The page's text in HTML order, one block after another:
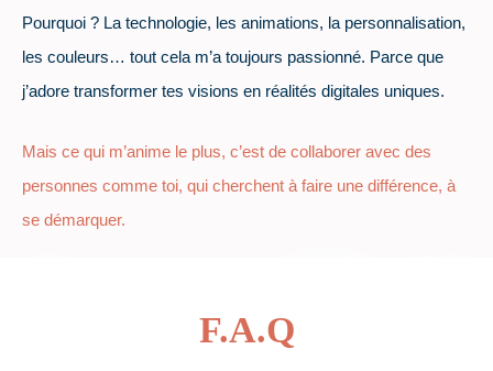
Pourquoi ? La technologie, les animations, la personnalisation,
les couleurs… tout cela m’a toujours passionné. Parce que
j’adore transformer tes visions en réalités digitales uniques.
Mais ce qui m’anime le plus, c’est de collaborer avec des
personnes comme toi, qui cherchent à faire une différence, à
se démarquer.
F.A.Q